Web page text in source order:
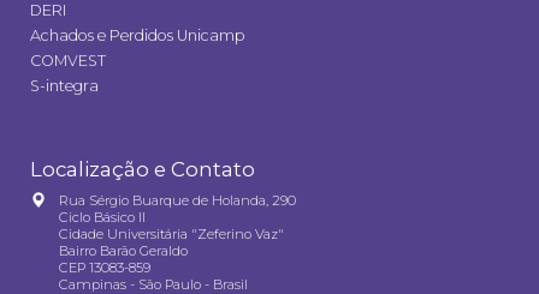
DERI
Achados e Perdidos Unicamp
COMVEST
S-integra
Localização e Contato
Rua Sérgio Buarque de Holanda, 290
Ciclo Básico II
Cidade Universitária "Zeferino Vaz"
Bairro Barão Geraldo
CEP 13083-859
Campinas - São Paulo - Brasil